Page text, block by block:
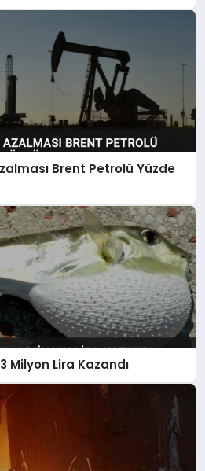
Brent Petrolü Yüzde
Milyon Lira Kazandı